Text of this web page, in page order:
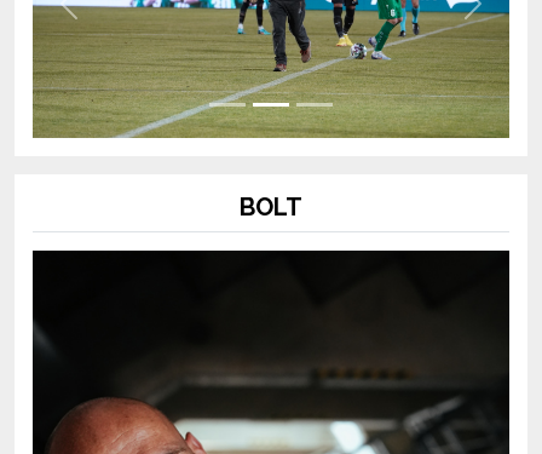
Previous Next
BOLT